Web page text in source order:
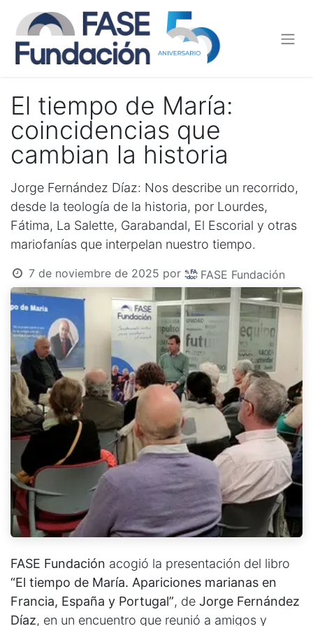
El tiempo de María:
coincidencias que
cambian la historia
Jorge Fernández Díaz: Nos describe un recorrido,
desde la teología de la historia, por Lourdes,
Fátima, La Salette, Garabandal, El Escorial y otras
mariofanías que interpelan nuestro tiempo.
7 de noviembre de 2025 por FASE Fundación
FASE Fundación acogió la presentación del libro
“El tiempo de María. Apariciones marianas en
Francia, España y Portugal”, de Jorge Fernández
Díaz, en un encuentro que reunió a amigos y